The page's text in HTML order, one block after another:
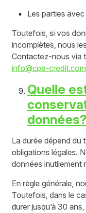
Les parties
Toutefois, si vos
incomplètes, nous
Contactez-nous via
info@cpe-credit.com
Quelle
données?
La durée dépend du
obligations légales.
données inutilement
En règle générale,
Toutefois, dans le
durer jusqu’à 30